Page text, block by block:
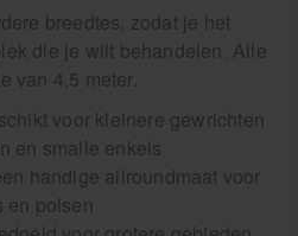
breedtes, zodat je het
die je wilt behandelen. Alle
van 4,5 meter.
voor kleinere gewrichten
en smalle enkels
handige allroundmaat voor
en polsen